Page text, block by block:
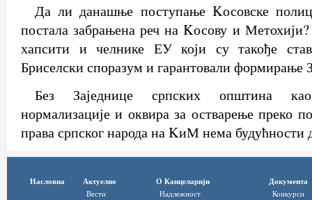
Да ли данашње поступање Kосовске
постала забрањена реч на Kосову и
хапсити и челнике ЕУ који су такође
Бриселски споразум и гарантовали формирање
Без Заједнице српских општина
нормализације и оквира за остварење преко
права српског народа на KиМ нема будућности
Насловна Актуелно
Вести
О Канцеларији
Надлежност
Документа
Конкурси